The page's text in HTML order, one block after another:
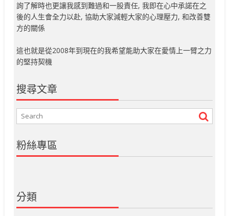
詢了解時也更讓我感到難過和一股責任, 我即在心中承諾在之
後的人生會全力以赴, 協助大家減輕大家的心理壓力, 和改善雙
方的關係
這也就是從2008年到現在的我希望能助大家在愛情上一臂之力
的堅持契機
搜尋文章
粉絲專區
分類